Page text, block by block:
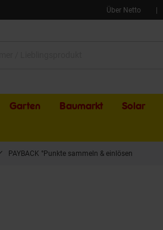
Über Netto
Garten Baumarkt Solar
PAYBACK °Punkte sammeln & einlösen